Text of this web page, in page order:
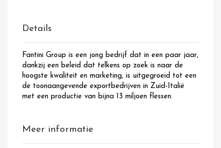
Details
Fantini Group is een jong bedrijf dat in een paar jaar,
dankzij een beleid dat telkens op zoek is naar de
hoogste kwaliteit en marketing, is uitgegroeid tot een
de toonaangevende exportbedrijven in Zuid-Italië
met een productie van bijna 13 miljoen flessen.
Meer informatie